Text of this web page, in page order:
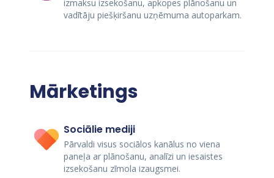
izmaksu izsekošanu, apkopes plānošanu un
vadītāju piešķiršanu uzņēmuma autoparkam.
Mārketings
Sociālie mediji
Pārvaldi visus sociālos kanālus no viena
paneļa ar plānošanu, analīzi un iesaistes
izsekošanu zīmola izaugsmei.